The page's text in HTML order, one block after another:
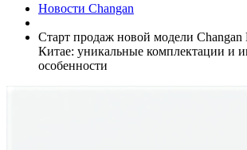
Новости Changan
Старт продаж новой модели Changan
Китае: уникальные комплектации и
особенности